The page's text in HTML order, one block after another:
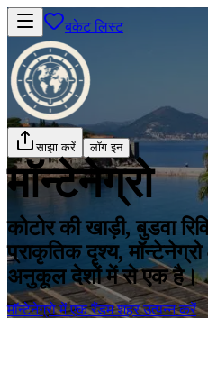
बकेट लिस्ट
साझा करें लॉग इन
मॉन्टेनेग्रो
कोटोर की खाड़ी, बुडवा
प्राकृतिक दृश्य,
अनुकूल देशों में से एक है।
मॉन्टेनेग्रो में एक रैंडम शहर उत्पन्न करें